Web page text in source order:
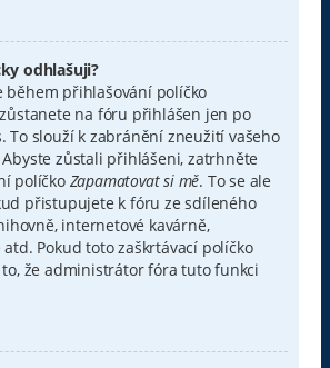
odhlašuji?
během přihlašování políčko
na fóru přihlášen jen po
To slouží k zabránění zneužití vašeho
zůstali přihlášeni, zatrhněte
políčko Zapamatovat si mě. To se ale
přistupujete k fóru ze sdíleného
internetové kavárně,
Pokud toto zaškrtávací políčko
že administrátor fóra tuto funkci